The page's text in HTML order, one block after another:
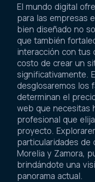
El mundo digital
para las empresas
bien diseñado no
que también
interacción con tus
costo de crear un
significativamente.
desglosaremos los
determinan el
web que necesitas
profesional que
proyecto.
particularidades de
Morelia y Zamora,
brindándote una
panorama actual.